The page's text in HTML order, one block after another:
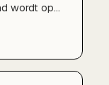
wordt op